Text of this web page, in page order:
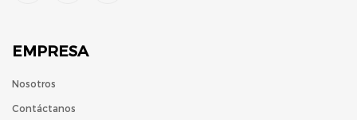
EMPRESA
Nosotros
Contáctanos